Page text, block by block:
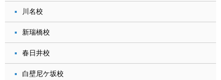
川名校
新瑞橋校
春日井校
白壁尼ケ坂校